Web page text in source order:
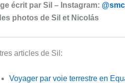
écrit par Sil – Instagram:
photos de Sil et Nicolás
articles de Sil:
Voyager par voie terrestre en